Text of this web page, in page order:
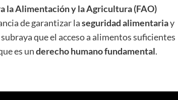
la Alimentación y la Agricultura (FAO)
de garantizar laseguridad alimentariay
que el acceso a alimentos suficientes
es underecho humano fundamental.